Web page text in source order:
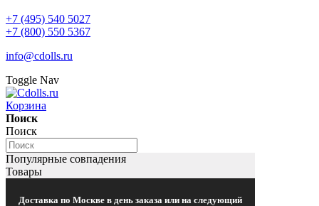
+7 (495) 540 5027
+7 (800) 550 5367
info@cdolls.ru
Toggle Nav
Корзина
Поиск
Поиск
Популярные совпадения
Товары
Доставка по Москве в день заказа или на следующий